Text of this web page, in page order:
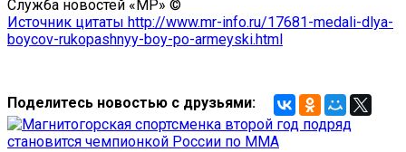
Служба новостей «МР» ©
Источник цитаты http://www.mr-info.ru/17681-medali-dlya-
boycov-rukopashnyy-boy-po-armeyski.html
Поделитесь новостью с друзьями: